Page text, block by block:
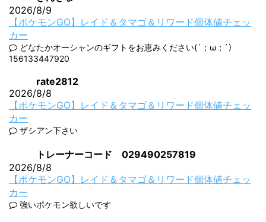
2026/8/9
【ポケモンGO】レイド＆タマゴ＆リワード個体値チェッ
カー
どなたかオーシャンのギフトをお恵みください(´；ω；`)
156133447920
rate2812
2026/8/8
【ポケモンGO】レイド＆タマゴ＆リワード個体値チェッ
カー
ザシアン下さい
トレーナーコード 029490257819
2026/8/8
【ポケモンGO】レイド＆タマゴ＆リワード個体値チェッ
カー
強いポケモン欲しいです